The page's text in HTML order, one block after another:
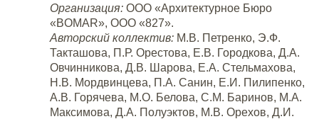
Организация: ООО «Архитектурное Бюро
«BOMAR», ООО «827».
Авторский коллектив: М.В. Петренко, Э.Ф.
Такташова, П.Р. Орестова, Е.В. Городкова, Д.А.
Овчинникова, Д.В. Шарова, Е.А. Стельмахова,
Н.В. Мордвинцева, П.А. Санин, Е.И. Пилипенко,
А.В. Горячева, М.О. Белова, С.М. Баринов, М.А.
Максимова, Д.А. Полуэктов, М.В. Орехов, Д.И.